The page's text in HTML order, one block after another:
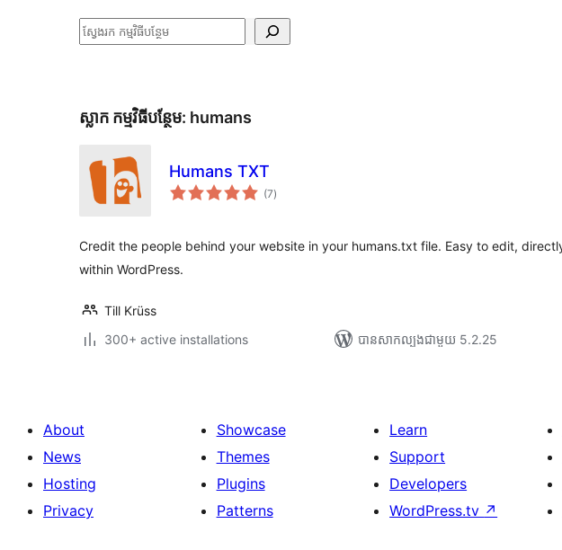
ស្វែងរក
ស្លាក​ កម្មវិធីបន្ថែម: humans
Humans TXT
(7ការ
វាយ
)
Credit the people behind your website in your humans.txt file. Easy to edit,
within WordPress.
Till Krüss
300+ active installations
បាន​សាកល្បង​ជាមួយ 5.2.25
About
News
Hosting
Privacy
Showcase
Themes
Plugins
Patterns
Learn
Support
Developers
WordPress.tv ↗